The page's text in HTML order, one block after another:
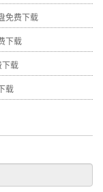
免费下载
下载
下载
载